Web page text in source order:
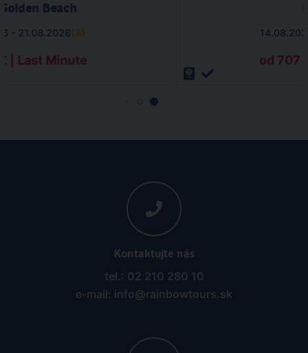
Beach
- 21.08.2026(8)
| Last Minute od 707
Kontaktujte nás
tel.: 02 210 280 10
e-mail: info@rainbowtours.sk